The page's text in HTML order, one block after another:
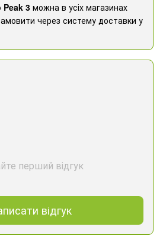
Peak 3 можна в усіх магазинах
через систему доставки у
перший відгук
відгук